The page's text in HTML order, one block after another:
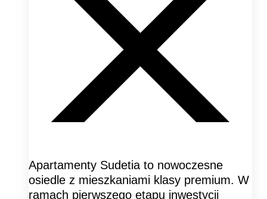
Apartamenty Sudetia to nowoczesne
osiedle z mieszkaniami klasy premium. W
ramach pierwszego etapu inwestycji